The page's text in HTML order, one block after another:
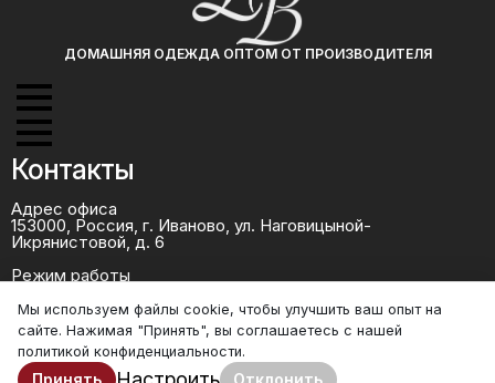
ДОМАШНЯЯ ОДЕЖДА ОПТОМ ОТ ПРОИЗВОДИТЕЛЯ
Контакты
Адрес офиса
153000, Россия, г. Иваново, ул. Наговицыной-
Икрянистовой, д. 6
Режим работы
СБ,ВС - выходные дни
+7 (986) 668-09-99 - менеджер
+7 (920) 341-27-45 - директор
Мы используем файлы cookie, чтобы улучшить ваш опыт на
сайте. Нажимая "Принять", вы соглашаетесь с нашей
политикой конфиденциальности.
Принять Отклонить